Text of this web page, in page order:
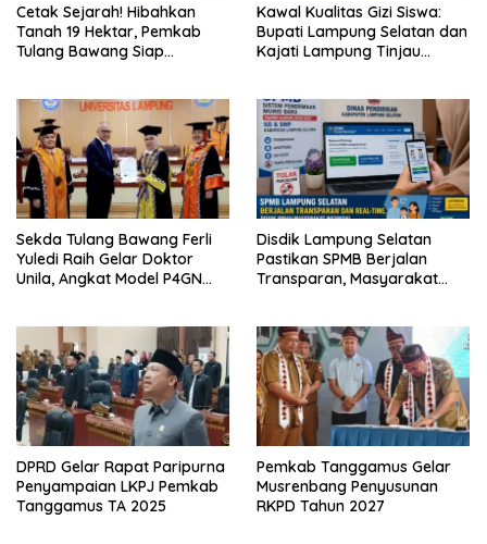
Cetak Sejarah! Hibahkan
Tanah 19 Hektar, Pemkab
Tulang Bawang Siap
Lampung
Kawal Kualitas Gizi Siswa:
Bupati Lampung Selatan dan
Kajati Lampung Tinjau
Sekda Tulang Bawang Ferli
Yuledi Raih Gelar Doktor
Unila, Angkat Model P4GN
Disdik Lampung Selatan
Pastikan SPMB Berjalan
Transparan, Masyarakat
DPRD Gelar Rapat Paripurna
Penyampaian LKPJ Pemkab
Tanggamus TA 2025
Pemkab Tanggamus Gelar
Musrenbang Penyusunan
RKPD Tahun 2027